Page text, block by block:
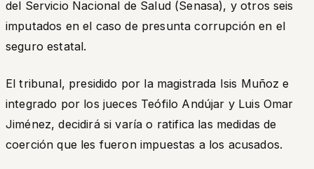
del Servicio Nacional de Salud (Senasa), y otros seis
imputados en el caso de presunta corrupción en el
seguro estatal.
El tribunal, presidido por la magistrada Isis Muñoz e
integrado por los jueces Teófilo Andújar y Luis Omar
Jiménez, decidirá si varía o ratifica las medidas de
coerción que les fueron impuestas a los acusados.